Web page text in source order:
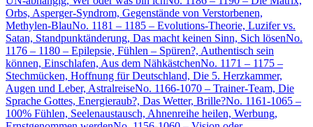
Orbs, Asperger-Syndrom, Gegenstände von Verstorbenen,
Methylen-BlauNo. 1181 – 1185 – Evolutions-Theorie, Luzifer vs.
Satan, Standpunktänderung, Das macht keinen Sinn, Sich lösenNo.
1176 – 1180 – Epilepsie, Fühlen – Spüren?, Authentisch sein
können, Einschlafen, Aus dem NähkästchenNo. 1171 – 1175 –
Stechmücken, Hoffnung für Deutschland, Die 5. Herzkammer,
Augen und Leber, AstralreiseNo. 1166-1070 – Trainer-Team, Die
Sprache Gottes, Energieraub?, Das Wetter, Brille?No. 1161-1065 –
100% Fühlen, Seelenaustausch, Ahnenreihe heilen, Werbung,